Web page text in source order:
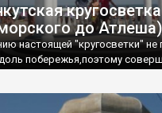
до Атлеша)
настоящей "кругосветки" не
побережья,поэтому